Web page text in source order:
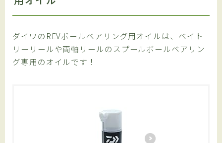
ダイワのREVボールベアリング用オイルは、ベイト
リーリールや両軸リールのスプールボールベアリン
グ専用のオイルです！